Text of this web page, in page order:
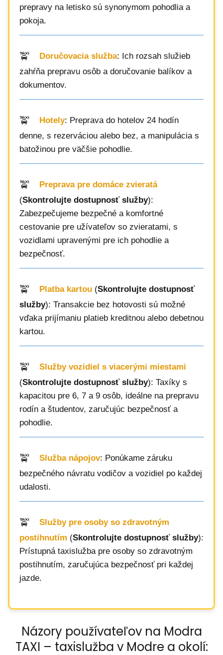
prepravy na letisko sú synonymom pohodlia a
pokoja.
Doručovacia služba: Ich rozsah služieb
zahŕňa prepravu osôb a doručovanie balíkov a
dokumentov.
Hotely: Preprava do hotelov 24 hodín
denne, s rezerváciou alebo bez, a manipulácia s
batožinou pre väčšie pohodlie.
Preprava pre domáce zvieratá
(Skontrolujte dostupnosť služby):
Zabezpečujeme bezpečné a komfortné
cestovanie pre užívateľov so zvieratami, s
vozidlami upravenými pre ich pohodlie a
bezpečnosť.
Platba kartou (Skontrolujte dostupnosť
služby): Transakcie bez hotovosti sú možné
vďaka prijímaniu platieb kreditnou alebo debetnou
kartou.
Služby vozidiel s viacerými miestami
(Skontrolujte dostupnosť služby): Taxíky s
kapacitou pre 6, 7 a 9 osôb, ideálne na prepravu
rodín a študentov, zaručujúc bezpečnosť a
pohodlie.
Služba nápojov: Ponúkame záruku
bezpečného návratu vodičov a vozidiel po každej
udalosti.
Služby pre osoby so zdravotným
postihnutím (Skontrolujte dostupnosť služby):
Prístupná taxislužba pre osoby so zdravotným
postihnutím, zaručujúca bezpečnosť pri každej
jazde.
Názory používateľov na Modra
TAXI – taxislužba v Modre a okolí: